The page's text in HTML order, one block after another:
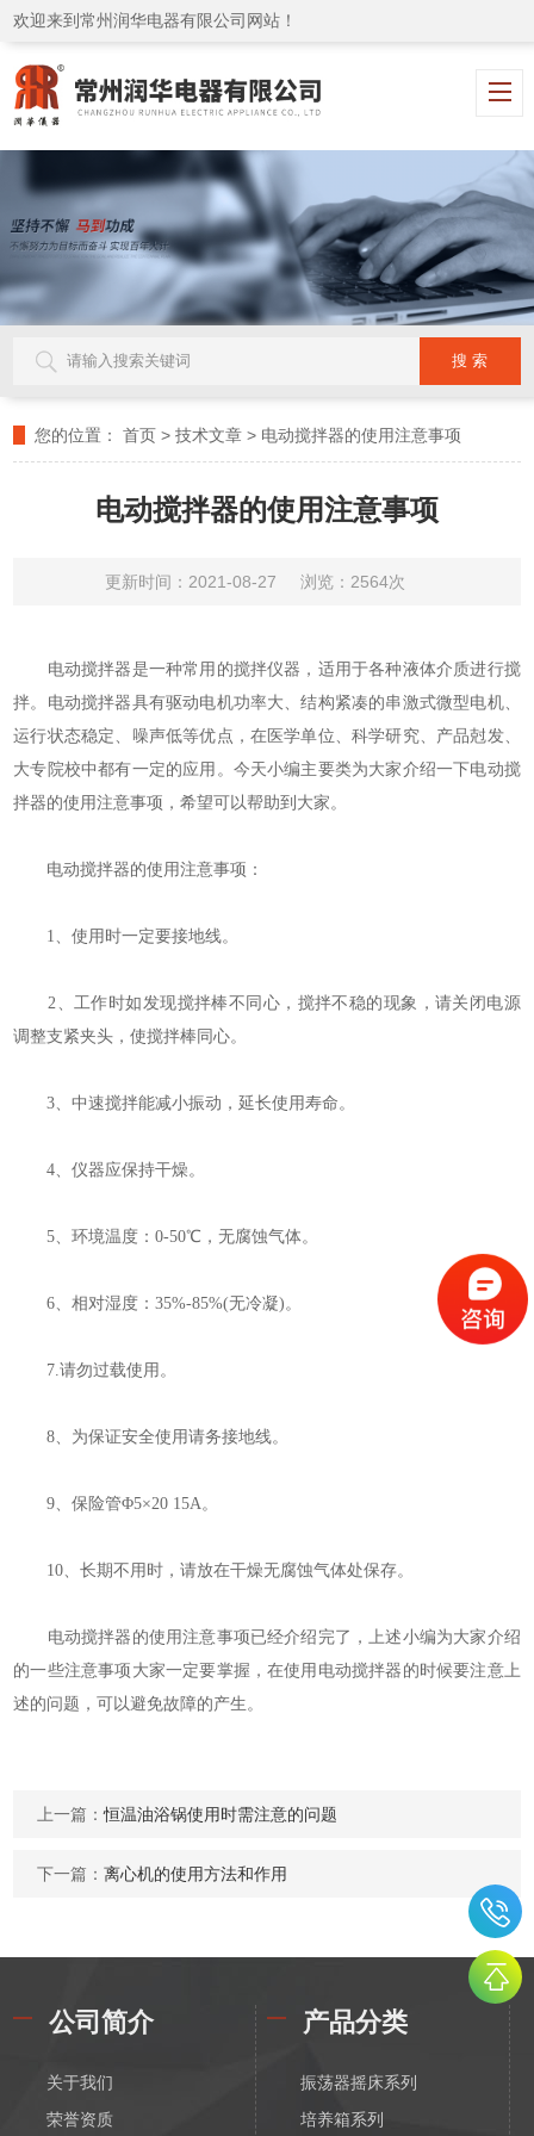
欢迎来到常州润华电器有限公司网站！
您的位置： 首页 >技术文章 > 电动搅拌器的使用注意事项
电动搅拌器的使用注意事项
更新时间：2021-08-27 浏览：2564次
电动搅拌器是一种常用的搅拌仪器，适用于各种液体介质进行搅
拌。电动搅拌器具有驱动电机功率大、结构紧凑的串激式微型电机、
运行状态稳定、噪声低等优点，在医学单位、科学研究、产品尅发、
大专院校中都有一定的应用。今天小编主要类为大家介绍一下电动搅
拌器的使用注意事项，希望可以帮助到大家。
电动搅拌器的使用注意事项：
1、使用时一定要接地线。
2、工作时如发现搅拌棒不同心，搅拌不稳的现象，请关闭电源
调整支紧夹头，使搅拌棒同心。
3、中速搅拌能减小振动，延长使用寿命。
4、仪器应保持干燥。
5、环境温度：0-50℃，无腐蚀气体。
6、相对湿度：35%-85%(无冷凝)。
7.请勿过载使用。
8、为保证安全使用请务接地线。
9、保险管Φ5×20 15A。
10、长期不用时，请放在干燥无腐蚀气体处保存。
电动搅拌器的使用注意事项已经介绍完了，上述小编为大家介绍
的一些注意事项大家一定要掌握，在使用电动搅拌器的时候要注意上
述的问题，可以避免故障的产生。
上一篇：恒温油浴锅使用时需注意的问题
下一篇：离心机的使用方法和作用
公司简介
关于我们
荣誉资质
产品分类
振荡器摇床系列
培养箱系列